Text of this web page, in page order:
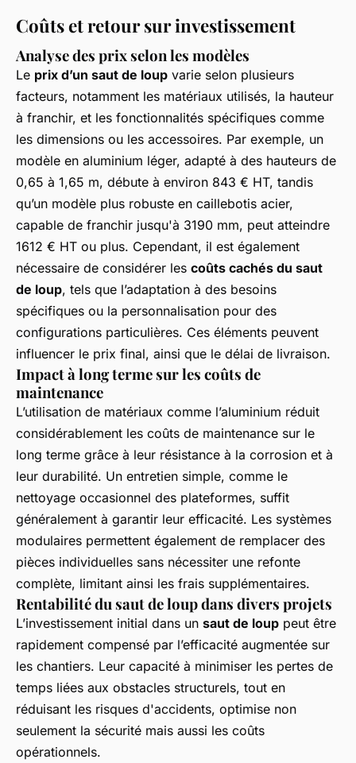
Coûts et retour sur investissement
Analyse des prix selon les modèles
Le prix d’un saut de loup varie selon plusieurs
facteurs, notamment les matériaux utilisés, la hauteur
à franchir, et les fonctionnalités spécifiques comme
les dimensions ou les accessoires. Par exemple, un
modèle en aluminium léger, adapté à des hauteurs de
0,65 à 1,65 m, débute à environ 843 € HT, tandis
qu’un modèle plus robuste en caillebotis acier,
capable de franchir jusqu'à 3190 mm, peut atteindre
1612 € HT ou plus. Cependant, il est également
nécessaire de considérer les coûts cachés du saut
de loup, tels que l’adaptation à des besoins
spécifiques ou la personnalisation pour des
configurations particulières. Ces éléments peuvent
influencer le prix final, ainsi que le délai de livraison.
Impact à long terme sur les coûts de
maintenance
L’utilisation de matériaux comme l’aluminium réduit
considérablement les coûts de maintenance sur le
long terme grâce à leur résistance à la corrosion et à
leur durabilité. Un entretien simple, comme le
nettoyage occasionnel des plateformes, suffit
généralement à garantir leur efficacité. Les systèmes
modulaires permettent également de remplacer des
pièces individuelles sans nécessiter une refonte
complète, limitant ainsi les frais supplémentaires.
Rentabilité du saut de loup dans divers projets
L’investissement initial dans un saut de loup peut être
rapidement compensé par l’efficacité augmentée sur
les chantiers. Leur capacité à minimiser les pertes de
temps liées aux obstacles structurels, tout en
réduisant les risques d'accidents, optimise non
seulement la sécurité mais aussi les coûts
opérationnels.